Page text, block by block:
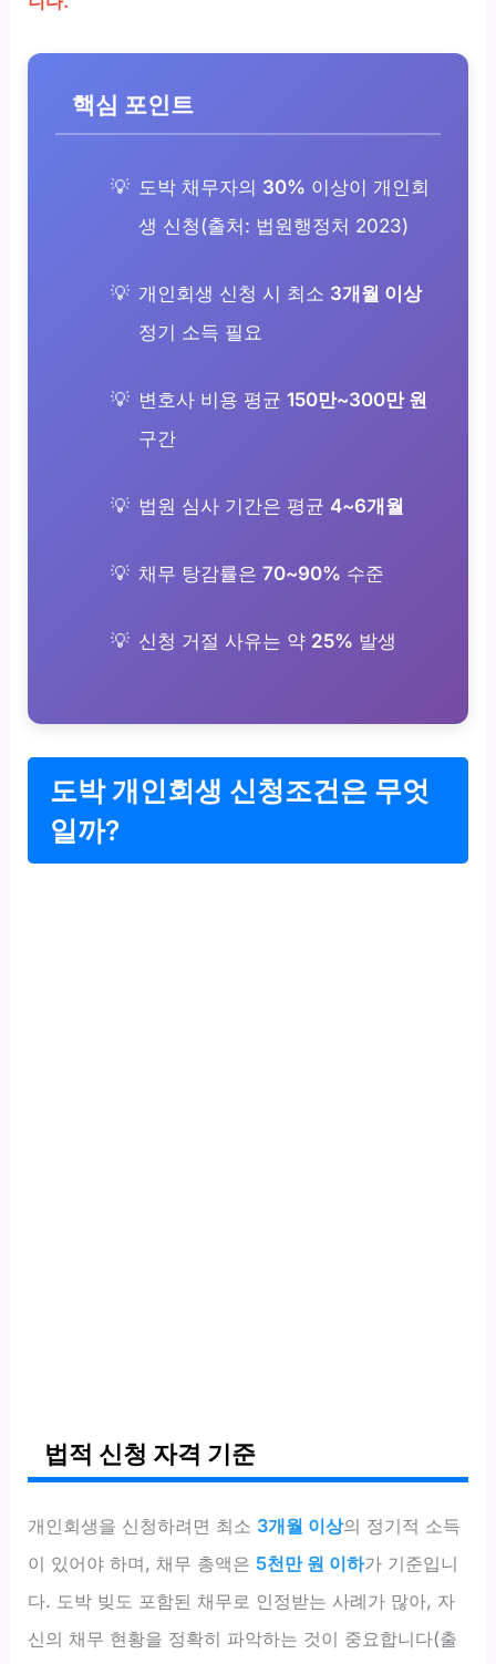
핵심 포인트
도박 채무자의 30% 이상이 개인회
생 신청(출처: 법원행정처 2023)
개인회생 신청 시 최소 3개월 이상
정기 소득 필요
변호사 비용 평균 150만~300만 원
구간
법원 심사 기간은 평균 4~6개월
채무 탕감률은 70~90% 수준
신청 거절 사유는 약 25% 발생
도박 개인회생 신청조건은 무엇
일까?
법적 신청 자격 기준
개인회생을 신청하려면 최소 3개월 이상의 정기적 소득
이 있어야 하며, 채무 총액은 5천만 원 이하가 기준입니
다. 도박 빚도 포함된 채무로 인정받는 사례가 많아, 자
신의 채무 현황을 정확히 파악하는 것이 중요합니다(출